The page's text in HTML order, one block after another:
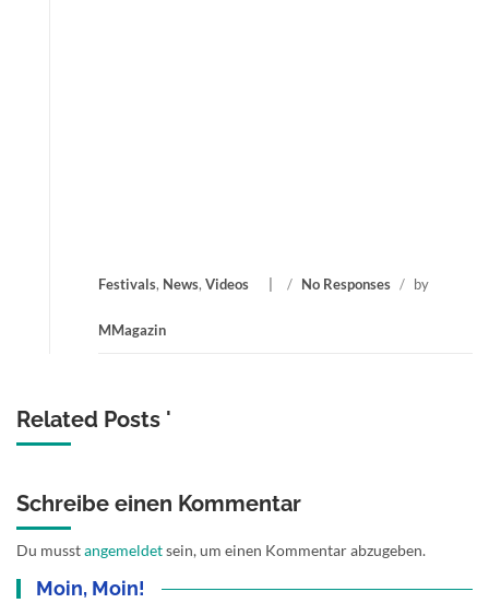
Festivals, News, Videos / No Responses / by
MMagazin
Related Posts '
Schreibe einen Kommentar
Du musstangemeldetsein, um einen Kommentar abzugeben.
Moin, Moin!